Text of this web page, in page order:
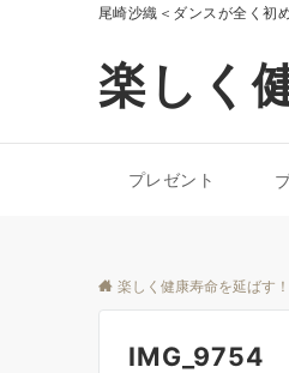
尾崎沙織＜ダンスが全く初
楽しく
プレゼント
楽しく健康寿命を延ばす
IMG_9754